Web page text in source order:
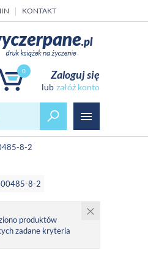
KONTAKT
0 Zaloguj się
załóż konto
8-2
8-2
produktów
zadane kryteria